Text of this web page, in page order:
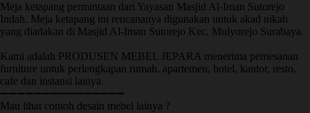
Meja ketapang permintaan dari Yayasan Masjid Al-Iman Sutorejo
Indah. Meja ketapang ini rencananya digunakan untuk akad nikah
yang diadakan di Masjid Al-Iman Sutorejo Kec. Mulyorejo Surabaya.
Kami adalah PRODUSEN MEBEL JEPARA menerima pemesanan
furniture untuk perlengkapan rumah, apartemen, hotel, kantor, resto,
cafe dan instansi lainya.
➖➖➖➖➖➖➖➖➖➖➖➖➖➖➖
Mau lihat contoh desain mebel lainya ?